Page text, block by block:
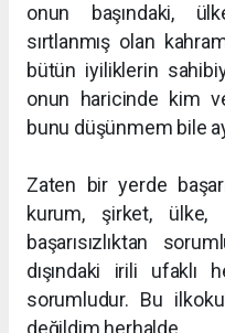
onun başındaki,
sırtlanmış olan
bütün iyiliklerin
onun haricinde kim
bunu düşünmem bile
Zaten bir yerde
kurum, şirket,
başarısızlıktan
dışındaki irili
sorumludur. Bu
değildim herhalde.